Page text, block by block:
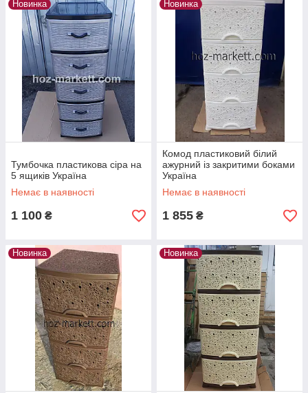
Новинка
Тумбочка пластикова сіра на
5 ящиків Україна
Немає в наявності
1 100 ₴
Новинка
Комод пластиковий білий
ажурний із закритими боками
Україна
Немає в наявності
1 855 ₴
Новинка Новинка